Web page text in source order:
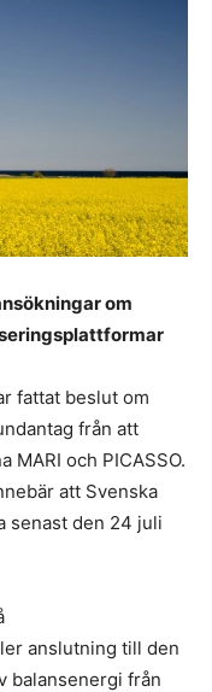
om
fattat beslut om
från att
och PICASSO.
att Svenska
senast den 24 juli
anslutning till den
balansenergi från